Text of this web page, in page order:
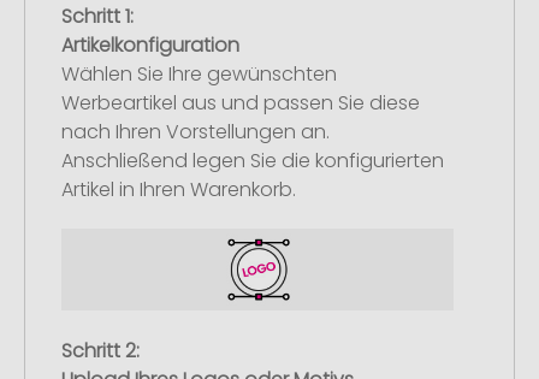
Schritt 1:
Artikelkonfiguration
Wählen Sie Ihre gewünschten
Werbeartikel aus und passen Sie diese
nach Ihren Vorstellungen an.
Anschließend legen Sie die konfigurierten
Artikel in Ihren Warenkorb.
Schritt 2: